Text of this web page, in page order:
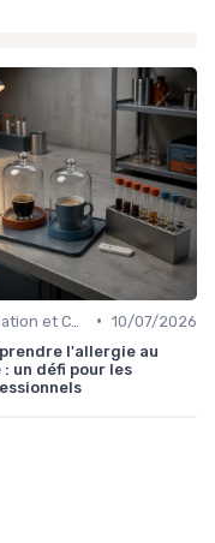
• 10/07/2026
l'allergie au
un défi pour les